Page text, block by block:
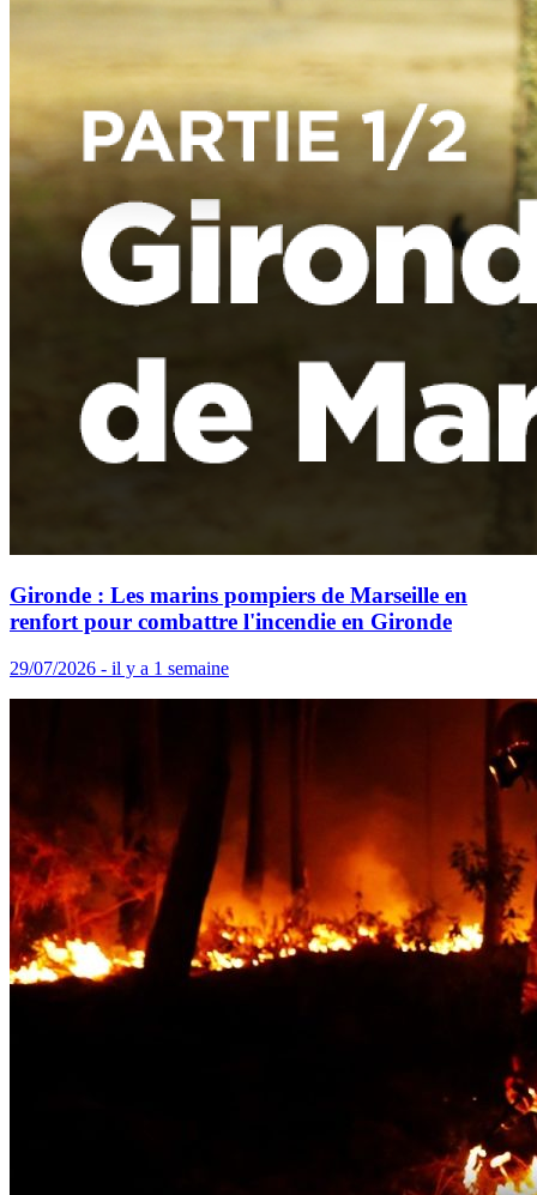
Gironde : Les marins pompiers de Marseille en
renfort pour combattre l'incendie en Gironde
29/07/2026 - il y a 1 semaine